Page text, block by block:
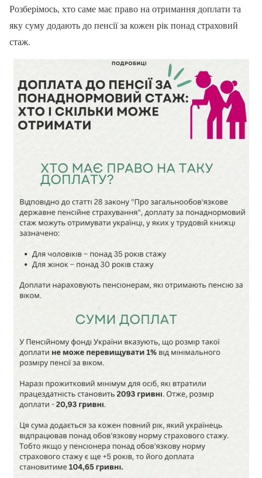
Розберімось, хто саме має право на отримання доплати та
яку суму додають до пенсії за кожен рік понад страховий
стаж.